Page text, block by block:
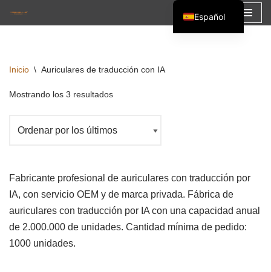
contenido
Inicio \ Auriculares de traducción con IA
Mostrando los 3 resultados
Fabricante profesional de auriculares con traducción por
IA, con servicio OEM y de marca privada. Fábrica de
auriculares con traducción por IA con una capacidad anual
de 2.000.000 de unidades. Cantidad mínima de pedido:
1000 unidades.
Español
English